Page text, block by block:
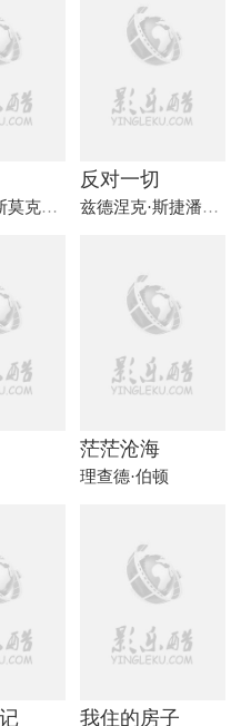
因诺肯季·斯莫克图诺夫斯基 、叶芙根尼娅·
反对一切
兹德涅克·斯捷潘内克
茫茫沧海
理查德·伯顿
我住的房子